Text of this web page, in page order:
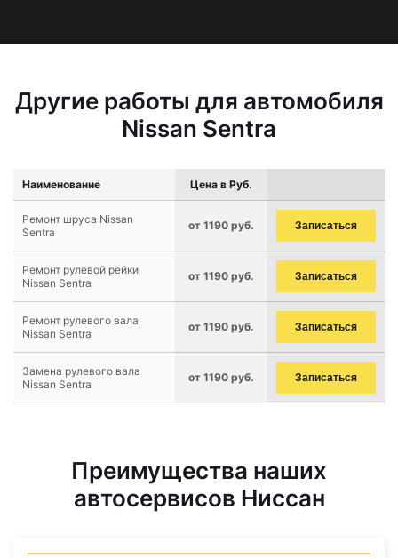
Другие работы для автомобиля
Nissan Sentra
Наименование Цена в Руб.
Ремонт шруса Nissan
Sentra
от 1190 руб. Записаться
Ремонт рулевой рейки
Nissan Sentra
от 1190 руб. Записаться
Ремонт рулевого вала
Nissan Sentra
от 1190 руб. Записаться
Замена рулевого вала
Nissan Sentra
от 1190 руб. Записаться
Преимущества наших
автосервисов Ниссан